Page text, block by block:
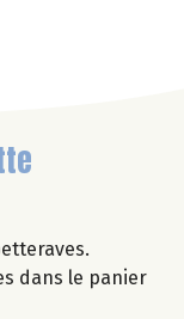
dans le panier